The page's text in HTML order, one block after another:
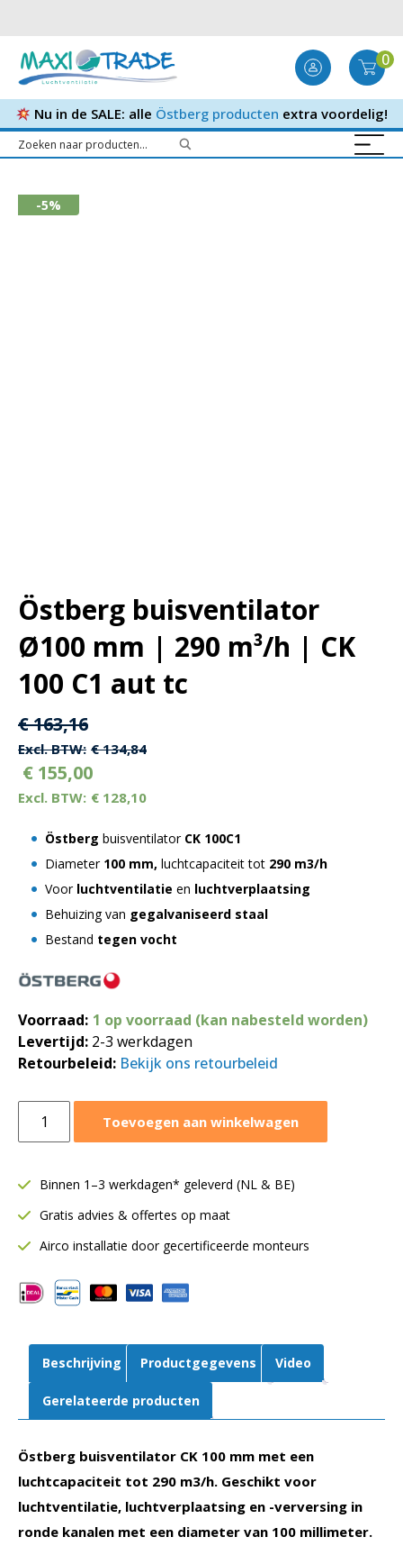
0
Nu in de SALE: alle Östberg producten extra voordelig!
-5%
Östberg buisventilator
Ø100 mm | 290 m³/h | CK
100 C1 aut tc
Oorspronkelijke
prijs
was:
€ 163,16.
€163,16Huidige
prijs
is:
€ 163,16.
€134,84
€ 155,00
€ 128,10
Östberg buisventilator CK 100C1
Diameter100 mm, luchtcapaciteit tot 290 m3/h
Voor luchtventilatie en luchtverplaatsing
Behuizing van gegalvaniseerd staal
Bestand tegen vocht
Voorraad: 1 op voorraad (kan nabesteld worden)
Levertijd: 2-3 werkdagen
Retourbeleid: Bekijk ons retourbeleid
buisventilator
mm
290
m³/h
CK
100
aut
aantal
Toevoegen aan winkelwagen
Binnen 1–3 werkdagen* geleverd (NL & BE)
Gratis advies & offertes op maat
Airco installatie door gecertificeerde monteurs
Beschrijving Productgegevens Video
Gerelateerde producten
Östberg buisventilator CK 100 mm met een
luchtcapaciteit tot 290 m3/h. Geschikt voor
luchtventilatie, luchtverplaatsing en -verversing in
ronde kanalen met een diameter van 100 millimeter.